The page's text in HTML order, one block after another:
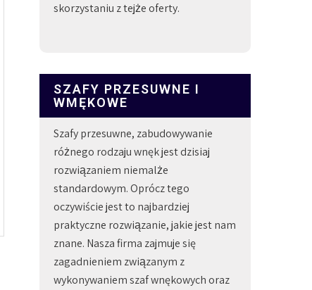
skorzystaniu z tejże oferty.
SZAFY PRZESUWNE I
WMĘKOWE
Szafy przesuwne, zabudowywanie
różnego rodzaju wnęk jest dzisiaj
rozwiązaniem niemalże
standardowym. Oprócz tego
oczywiście jest to najbardziej
praktyczne rozwiązanie, jakie jest nam
znane. Nasza firma zajmuje się
zagadnieniem związanym z
wykonywaniem szaf wnękowych oraz